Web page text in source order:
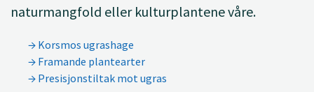
naturmangfold eller kulturplantene våre.
Korsmos ugrashage
Framande plantearter
Presisjonstiltak mot ugras